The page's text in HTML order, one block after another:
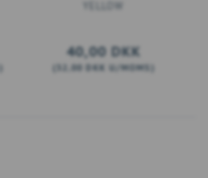
YELLOW
40,00 DKK
32,00 DKK U/MOMS